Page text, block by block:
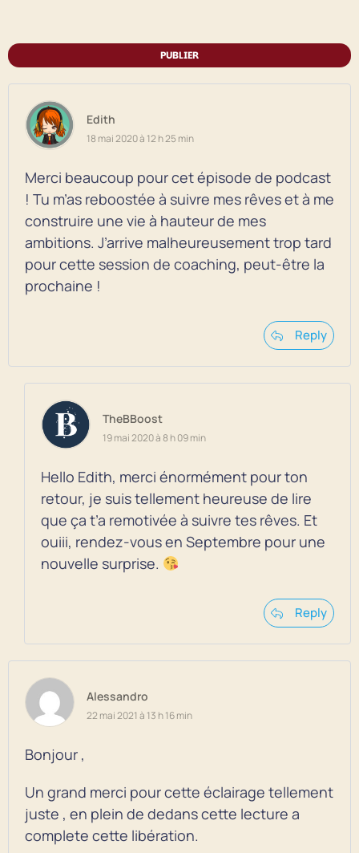
PUBLIER
Edith
18 mai 2020 à 12 h 25 min
Merci beaucoup pour cet épisode de podcast
! Tu m’as reboostée à suivre mes rêves et à me
construire une vie à hauteur de mes
ambitions. J’arrive malheureusement trop tard
pour cette session de coaching, peut-être la
prochaine !
Reply
TheBBoost
19 mai 2020 à 8 h 09 min
Hello Edith, merci énormément pour ton
retour, je suis tellement heureuse de lire
que ça t’a remotivée à suivre tes rêves. Et
ouiii, rendez-vous en Septembre pour une
nouvelle surprise.
Reply
Alessandro
22 mai 2021 à 13 h 16 min
Bonjour ,
Un grand merci pour cette éclairage tellement
juste , en plein de dedans cette lecture a
complete cette libération.